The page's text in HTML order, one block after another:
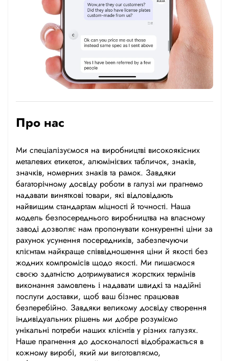
Про нас
Ми спеціалізуємося на виробництві високоякісних
металевих етикеток, алюмінієвих табличок, знаків,
значків, номерних знаків та рамок. Завдяки
багаторічному досвіду роботи в галузі ми прагнемо
надавати виняткові товари, які відповідають
найвищим стандартам міцності й точності. Наша
модель безпосереднього виробництва на власному
заводі дозволяє нам пропонувати конкурентні ціни за
рахунок усунення посередників, забезпечуючи
клієнтам найкраще співвідношення ціни й якості без
жодних компромісів щодо якості. Ми пишаємося
своєю здатністю дотримуватися жорстких термінів
виконання замовлень і надавати швидкі та надійні
послуги доставки, щоб ваш бізнес працював
безперебійно. Завдяки великому досвіду створення
індивідуальних рішень ми добре розуміємо
унікальні потреби наших клієнтів у різних галузях.
Наше прагнення до досконалості відображається в
кожному виробі, який ми виготовляємо,